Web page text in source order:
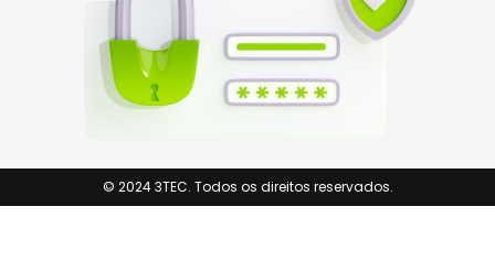
© 2024 3TEC. Todos os direitos reservados.